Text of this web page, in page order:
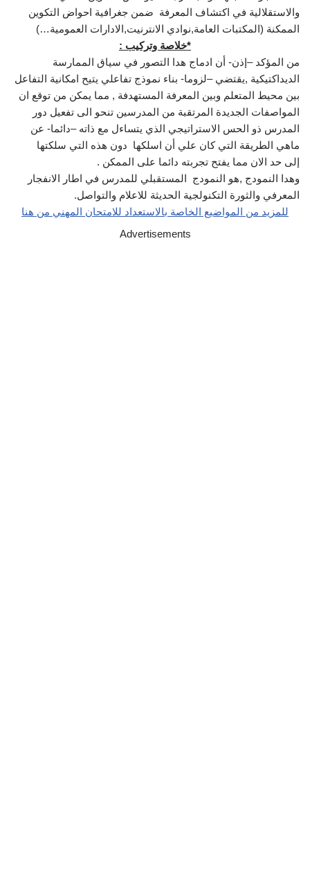
والاستقلالية في اكتشاف المعرفة ضمن جغرافية احواض التكوين
الممكنة (المكتبات العامة,نوادي الانترنيت,الادارات العمومية…)
*خلاصة وتركيب :
من المؤكد –إذن- أن ادماج هدا التصور في سياق الممارسة
الديداكتيكية ,يقتضي –لزوما- بناء نموذج تفاعلي يتيح امكانية التفاعل
بين محيط المتعلم وبين المعرفة المستهدفة , مما يمكن من توقع ان
المواصفات الجديدة المرتقبة من المدرسين تنحو الى تفعيل دور
المدرس ذو الحس الاستراتيجي الذي يتساءل مع ذاته –دائما- عن
ماهي الطريقة التي كان علي أن اسلكها دون هذه التي سلكتها
إلى حد الان مما يفتح تجربته دائما على الممكن .
وهدا النمودج ,هو النمودج المستقبلي للمدرس في اطار الانفجار
المعرفي والثورة التكنولجية الحديثة للاعلام والتواصل.
للمزيد من المواضيع الخاصة بالاستعداد للامتحان المهني من هنا
Advertisements